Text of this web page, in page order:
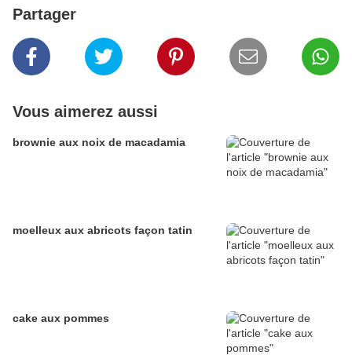
Partager
Vous aimerez aussi
brownie aux noix de macadamia
moelleux aux abricots façon tatin
cake aux pommes